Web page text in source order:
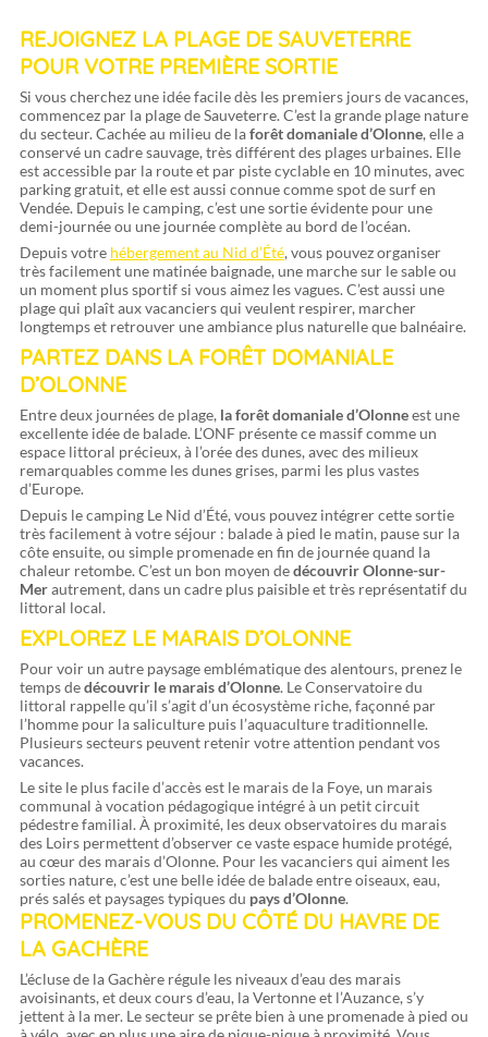
REJOIGNEZ LA PLAGE DE SAUVETERRE
POUR VOTRE PREMIÈRE SORTIE
Si vous cherchez une idée facile dès les premiers jours de vacances,
commencez par la plage de Sauveterre. C’est la grande plage nature
du secteur. Cachée au milieu de laforêt domaniale d’Olonne, elle a
conservé un cadre sauvage, très différent des plages urbaines. Elle
est accessible par la route et par piste cyclable en 10 minutes, avec
parking gratuit, et elle est aussi connue comme spot de surf en
Vendée. Depuis le camping, c’est une sortie évidente pour une
demi-journée ou une journée complète au bord de l’océan.
Depuis votre hébergement au Nid d’Été, vous pouvez organiser
très facilement une matinée baignade, une marche sur le sable ou
un moment plus sportif si vous aimez les vagues. C’est aussi une
plage qui plaît aux vacanciers qui veulent respirer, marcher
longtemps et retrouver une ambiance plus naturelle que balnéaire.
PARTEZ DANS LA FORÊT DOMANIALE
D’OLONNE
Entre deux journées de plage, la forêt domaniale d’Olonneest une
excellente idée de balade. L’ONF présente ce massif comme un
espace littoral précieux, à l’orée des dunes, avec des milieux
remarquables comme les dunes grises, parmi les plus vastes
d’Europe.
Depuis le camping Le Nid d’Été, vous pouvez intégrer cette sortie
très facilement à votre séjour : balade à pied le matin, pause sur la
côte ensuite, ou simple promenade en fin de journée quand la
chaleur retombe. C’est un bon moyen dedécouvrir Olonne-sur-
Merautrement, dans un cadre plus paisible et très représentatif du
littoral local.
EXPLOREZ LE MARAIS D’OLONNE
Pour voir un autre paysage emblématique des alentours, prenez le
temps dedécouvrir le marais d’Olonne. Le Conservatoire du
littoral rappelle qu’il s’agit d’un écosystème riche, façonné par
l’homme pour la saliculture puis l’aquaculture traditionnelle.
Plusieurs secteurs peuvent retenir votre attention pendant vos
vacances.
Le site le plus facile d’accès est le marais de la Foye, un marais
communal à vocation pédagogique intégré à un petit circuit
pédestre familial. À proximité, les deux observatoires du marais
des Loirs permettent d’observer ce vaste espace humide protégé,
au cœur des marais d’Olonne. Pour les vacanciers qui aiment les
sorties nature, c’est une belle idée de balade entre oiseaux, eau,
prés salés et paysages typiques du pays d’Olonne.
PROMENEZ-VOUS DU CÔTÉ DU HAVRE DE
LA GACHÈRE
L’écluse de la Gachère régule les niveaux d’eau des marais
avoisinants, et deux cours d’eau, la Vertonne et l’Auzance, s’y
jettent à la mer. Le secteur se prête bien à une promenade à pied ou